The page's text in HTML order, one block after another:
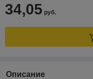
34,05 руб.
Описание